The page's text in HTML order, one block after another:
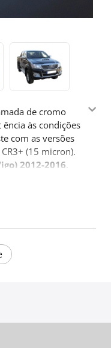
de cromo
às condições
com as versões
(15 micron).
2012-2016.